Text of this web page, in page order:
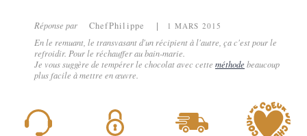
Réponse par ChefPhilippe 1 MARS 2015
En le remuant, le transvasant d'un récipient à l'autre, ça c'est pour le
refroidir. Pour le réchauffer au bain-marie.
Je vous suggère de tempérer le chocolat avec cette méthode beaucoup
plus facile à mettre en œuvre.